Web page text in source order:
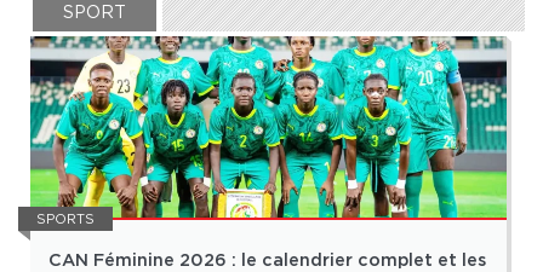
SPORT
SPORTS
CAN Féminine 2026 : le calendrier complet et les